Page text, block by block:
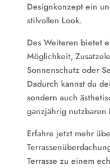
Designkonzept ein
stilvollen Look.
Des Weiteren bietet
Möglichkeit,
Sonnenschutz oder
Dadurch kannst du
sondern auch
ganzjährig nutzbaren
Erfahre jetzt mehr
Terrasse zu einem